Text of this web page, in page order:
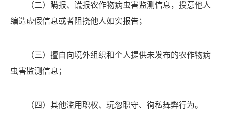
（二）
瞒报、谎报农作物病虫害监测信息，授意他人
编造虚假信息或者阻挠他人如实报告；
（三） 擅自向境外组织和个人提供未发布的农作物病
虫害监测信息；
（四） 其他滥用职权、玩忽职守、徇私舞弊行为。